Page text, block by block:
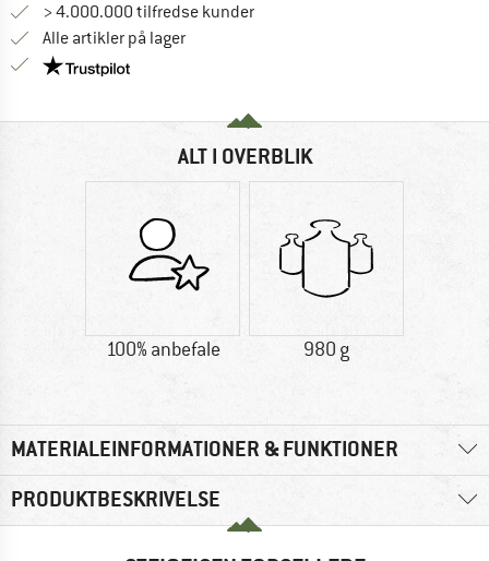
> 4.000.000 tilfredse kunder
Alle artikler på lager
Vi er Trustpilot-certificeret - oplysningerne får du
ALT I OVERBLIK
100% anbefale 980 g
MATERIALEINFORMATIONER & FUNKTIONER
PRODUKTBESKRIVELSE